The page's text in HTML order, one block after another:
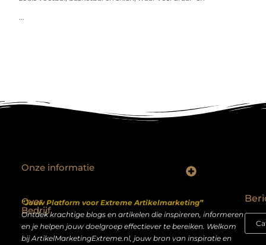
...
Over
Bedrijf
“Jouw Platform voor Extreme Artikelmarketing”
Ontdek krachtige blogs en artikelen die inspireren, informeren
en je helpen jouw doelgroep effectiever te bereiken. Welkom
bij ArtikelMarketingExtreme.nl, jouw bron van inspiratie en
Onze informatie